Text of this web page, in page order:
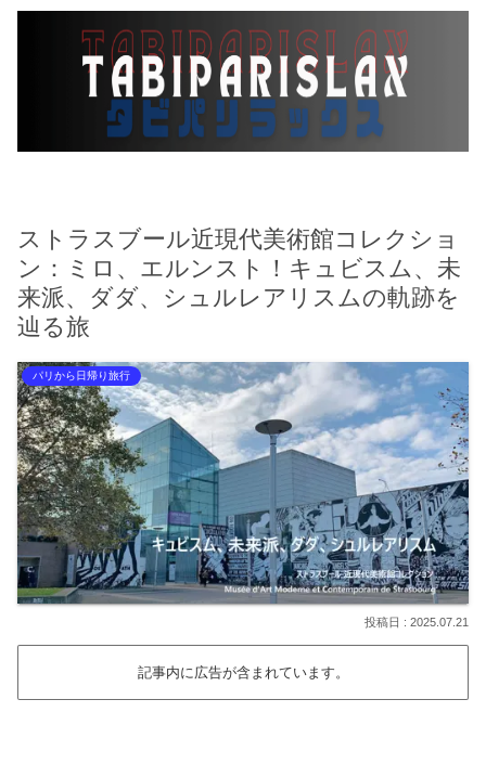
ストラスブール近現代美術館コレクショ
ン：ミロ、エルンスト！キュビスム、未
来派、ダダ、シュルレアリスムの軌跡を
辿る旅
パリから日帰り旅行
2025.07.21
記事内に広告が含まれています。